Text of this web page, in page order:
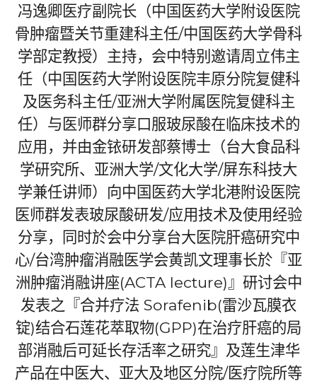
冯逸卿医疗副院长（中国医药大学附设医院
骨肿瘤暨关节重建科主任/中国医药大学骨科
学部定教授）主持，会中特别邀请周立伟主
任（中国医药大学附设医院丰原分院复健科
及医务科主任/亚洲大学附属医院复健科主
任）与医师群分享口服玻尿酸在临床技术的
应用，并由金铱研发部蔡博士（台大食品科
学研究所、亚洲大学/文化大学/屏东科技大
学兼任讲师）向中国医药大学北港附设医院
医师群发表玻尿酸研发/应用技术及使用经验
分享，同时於会中分享台大医院肝癌研究中
心/台湾肿瘤消融医学会黄凯文理事长於『亚
洲肿瘤消融讲座(ACTA lecture) 』研讨会中
发表之『合并疗法 Sorafenib(雷沙瓦膜衣
锭)结合石莲花萃取物(GPP)在治疗肝癌的局
部消融后可延长存活率之研究』及莲生津华
产品在中医大、亚大及地区分院/医疗院所等